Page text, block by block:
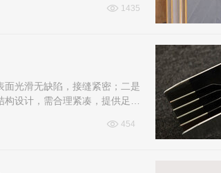
1435
光滑无缺陷，接缝紧密；二是
设计，需合理紧凑，提供足够
454